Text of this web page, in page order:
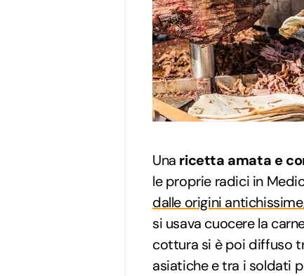
Una ricetta amata e
le proprie radici in
dalle origini antichissime
si usava cuocere la
cottura si è poi diffuso
asiatiche e tra i soldati